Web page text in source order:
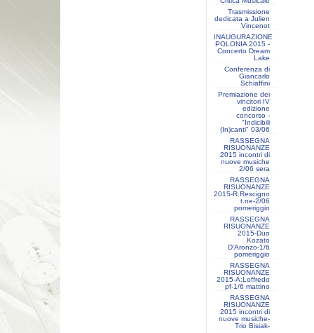
Trasmissione
dedicata a Julien
Vincenot
INAUGURAZIONE
POLONIA 2015 -
Concerto Dream
Lake
Conferenza di
Giancarlo
Schiaffini
Premiazione dei
vincitori IV
edizione
concorso -
"Indicibili
(In)canti" 03/06
RASSEGNA
RISUONANZE
2015 incontri di
nuove musiche
2/06 sera
RASSEGNA
RISUONANZE
2015-R.Rescigno
t.ne-2/06
pomeriggio
RASSEGNA
RISUONANZE
2015-Duo
Kozato
D'Aronzo-1/6
pomeriggio
RASSEGNA
RISUONANZE
2015-A:Loffredo
pf-1/6 mattino
RASSEGNA
RISUONANZE
2015 incontri di
nuove musiche-
Trio Bisiak-